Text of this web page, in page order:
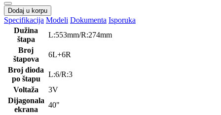
Dodaj u korpu
Specifikacija Modeli Dokumenta Isporuka
Dužina
štapa
L:553mm/R:274mm
Broj
štapova
6L+6R
Broj dioda
po štapu
L:6/R:3
Voltaža
3V
Dijagonala
ekrana
40"